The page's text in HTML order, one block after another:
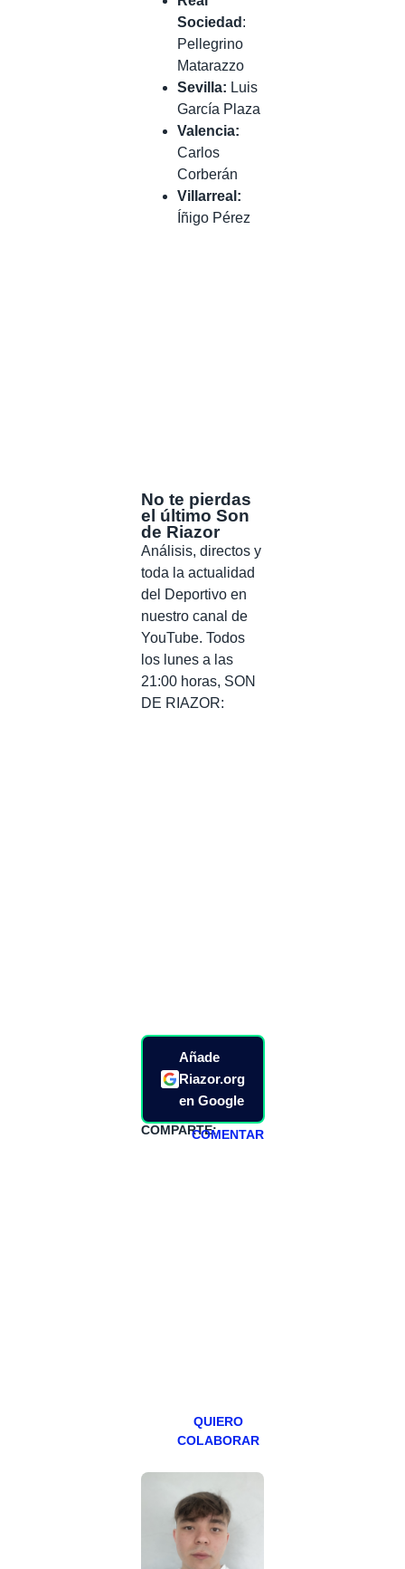
Sociedad :
Pellegrino
Matarazzo
Sevilla: Luis
García Plaza
Valencia:
Carlos
Corberán
Villarreal:
Íñigo Pérez
No te pierdas
el último Son
de Riazor
Análisis, directos y
toda la actualidad
del Deportivo en
nuestro canal de
YouTube. Todos
los lunes a las
21:00 horas, SON
DE RIAZOR:
Añade
Riazor.org
en Google
COMPARTE:COMENTAR
QUIERO
COLABORAR